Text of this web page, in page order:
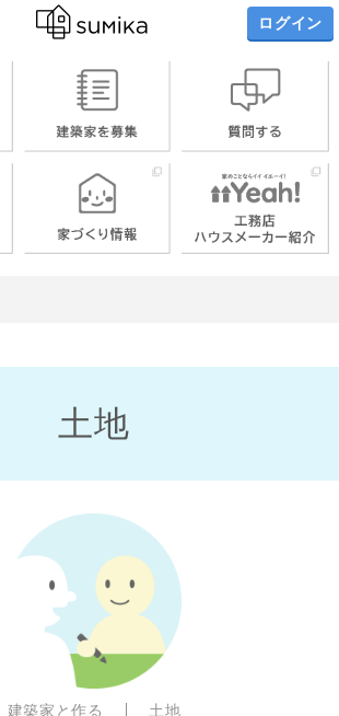
ログイン
土地
建築家と作る 土地